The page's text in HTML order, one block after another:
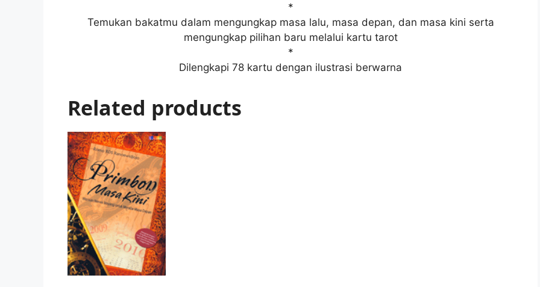
*
Temukan bakatmu dalam mengungkap masa lalu, masa depan, dan masa kini serta
mengungkap pilihan baru melalui kartu tarot
*
Dilengkapi 78 kartu dengan ilustrasi berwarna
Related products